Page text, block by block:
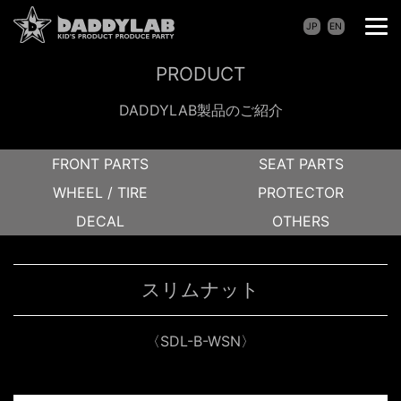
JP EN
PRODUCT
DADDYLAB製品のご紹介
FRONT PARTS
SEAT PARTS
WHEEL / TIRE
PROTECTOR
DECAL
OTHERS
スリムナット
〈SDL-B-WSN〉